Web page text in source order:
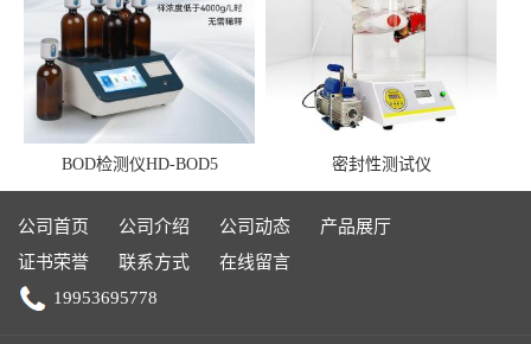
BOD检测仪HD-BOD5 密封性测试仪
公司首页 公司介绍 公司动态
产品展厅
证书荣誉
联系方式
在线留言
19953695778